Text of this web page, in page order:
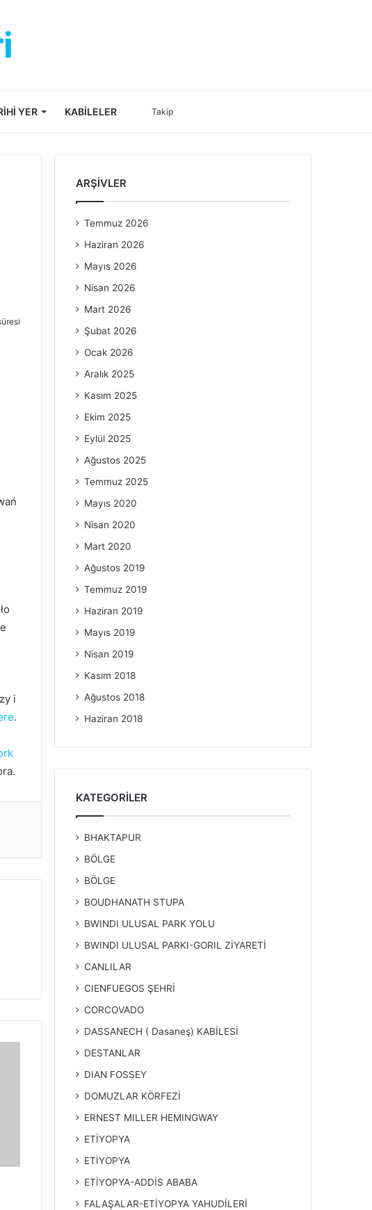
YER KABİLELER
yap
görünümü
Makale
Takip
i
.
ARŞIVLER
Temmuz 2026
Haziran 2026
Mayıs 2026
Nisan 2026
Mart 2026
Şubat 2026
Ocak 2026
Aralık 2025
Kasım 2025
Ekim 2025
Eylül 2025
Ağustos 2025
Temmuz 2025
Mayıs 2020
Nisan 2020
Mart 2020
Ağustos 2019
Temmuz 2019
Haziran 2019
Mayıs 2019
Nisan 2019
Kasım 2018
Ağustos 2018
Haziran 2018
KATEGORILER
BHAKTAPUR
BÖLGE
BÖLGE
BOUDHANATH STUPA
BWINDI ULUSAL PARK YOLU
BWINDI ULUSAL PARKI-GORIL ZİYARETİ
CANLILAR
CIENFUEGOS ŞEHRİ
CORCOVADO
DASSANECH ( Dasaneş) KABİLESİ
DESTANLAR
DIAN FOSSEY
DOMUZLAR KÖRFEZİ
ERNEST MILLER HEMINGWAY
ETİYOPYA
ETİYOPYA
ETİYOPYA-ADDİS ABABA
FALAŞALAR-ETİYOPYA YAHUDİLERİ